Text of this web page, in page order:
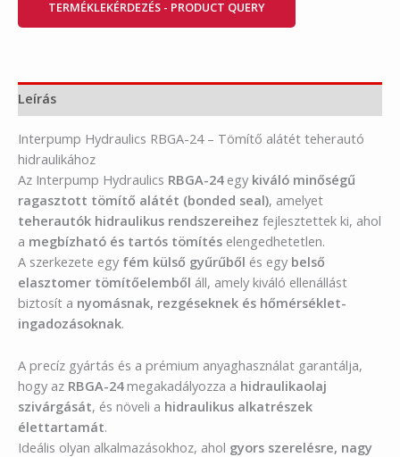
TERMÉKLEKÉRDEZÉS - PRODUCT QUERY
Leírás
Interpump Hydraulics RBGA-24 – Tömítő alátét teherautó
hidraulikához
Az Interpump Hydraulics RBGA-24egy kiváló minőségű
ragasztott tömítő alátét (bonded seal), amelyet
teherautók hidraulikus rendszereihez fejlesztettek ki, ahol
a megbízható és tartós tömítés elengedhetetlen.
A szerkezete egy fém külső gyűrűből és egy belső
elasztomer tömítőelemből áll, amely kiváló ellenállást
biztosít a nyomásnak, rezgéseknek és hőmérséklet-
ingadozásoknak.
A precíz gyártás és a prémium anyaghasználat garantálja,
hogy az RBGA-24megakadályozza a hidraulikaolaj
szivárgását, és növeli a hidraulikus alkatrészek
élettartamát.
Ideális olyan alkalmazásokhoz, ahol gyors szerelésre, nagy